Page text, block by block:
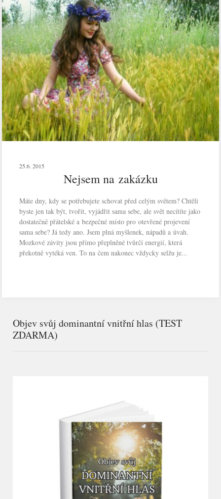
25.6. 2015
Nejsem na zakázku
Máte dny, kdy se potřebujete schovat před celým světem? Chtěli
byste jen tak být, tvořit, vyjádřit sama sebe, ale svět necítíte jako
dostatečně přátelské a bezpečné místo pro otevřené projevení
sama sebe? Já tedy ano. Jsem plná myšlenek, nápadů a úvah.
Mozkové závity jsou přímo přeplněné tvůrčí energií, která
překotně vytéká ven. To na čem nakonec vždycky selžu je...
Objev svůj dominantní vnitřní hlas (TEST
ZDARMA)